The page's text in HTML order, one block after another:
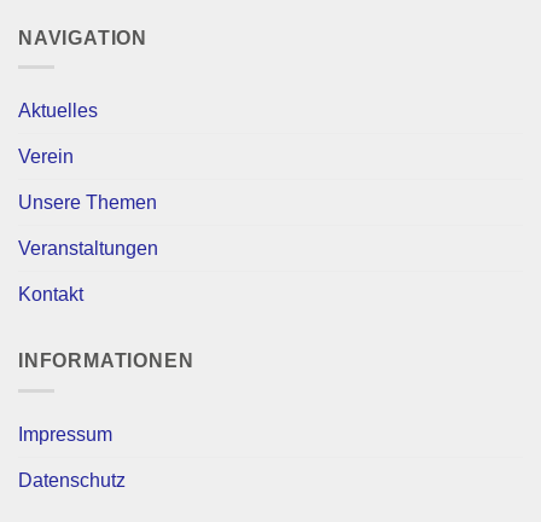
NAVIGATION
Aktuelles
Verein
Unsere Themen
Veranstaltungen
Kontakt
INFORMATIONEN
Impressum
Datenschutz